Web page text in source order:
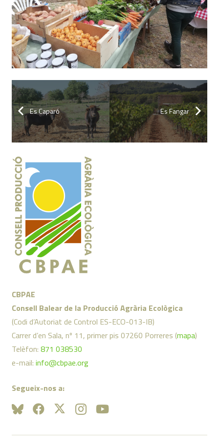
Es Caparó Es Fangar
CBPAE
Consell Balear de la Producció Agrària Ecològica
(Codi d’Autoriat de Control ES-ECO-013-IB)
Carrer d’en Sala, nº 11, primer pis 07260 Porreres (mapa)
Telèfon: 871 038530
e-mail: info@cbpae.org
Segueix-nos a: